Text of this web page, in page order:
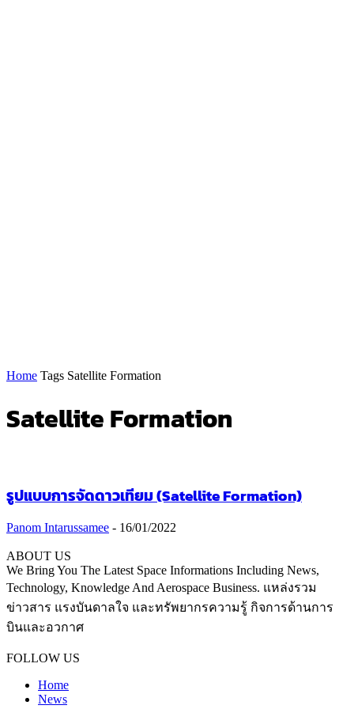
Home Tags Satellite Formation
Satellite Formation
รูปแบบการจัดดาวเทียม (Satellite Formation)
Panom Intarussamee - 16/01/2022
ABOUT US
We Bring You The Latest Space Informations Including News,
Technology, Knowledge And Aerospace Business. แหล่งรวม
ข่าวสาร แรงบันดาลใจ และทรัพยากรความรู้ กิจการด้านการ
บินและอวกาศ
FOLLOW US
Home
News